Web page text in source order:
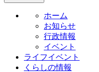
ホーム
お知らせ
行政情報
イベント
ライフイベント
くらしの情報